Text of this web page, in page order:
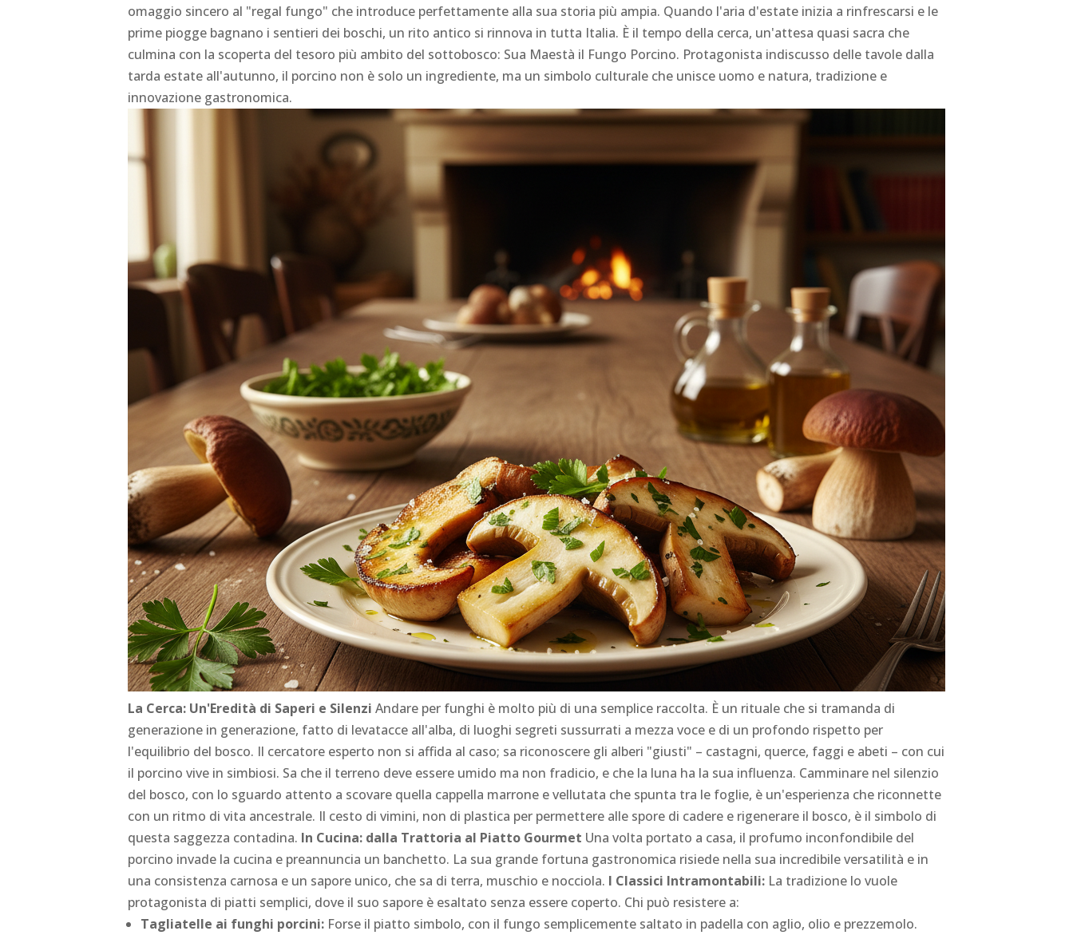
omaggio sincero al "regal fungo" che introduce perfettamente alla sua storia più ampia. Quando l'aria d'estate inizia a rinfrescarsi e le
prime piogge bagnano i sentieri dei boschi, un rito antico si rinnova in tutta Italia. È il tempo della cerca, un'attesa quasi sacra che
culmina con la scoperta del tesoro più ambito del sottobosco: Sua Maestà il Fungo Porcino. Protagonista indiscusso delle tavole dalla
tarda estate all'autunno, il porcino non è solo un ingrediente, ma un simbolo culturale che unisce uomo e natura, tradizione e
innovazione gastronomica.
La Cerca: Un'Eredità di Saperi e Silenzi Andare per funghi è molto più di una semplice raccolta. È un rituale che si tramanda di
generazione in generazione, fatto di levatacce all'alba, di luoghi segreti sussurrati a mezza voce e di un profondo rispetto per
l'equilibrio del bosco. Il cercatore esperto non si affida al caso; sa riconoscere gli alberi "giusti" – castagni, querce, faggi e abeti – con cui
il porcino vive in simbiosi. Sa che il terreno deve essere umido ma non fradicio, e che la luna ha la sua influenza. Camminare nel silenzio
del bosco, con lo sguardo attento a scovare quella cappella marrone e vellutata che spunta tra le foglie, è un'esperienza che riconnette
con un ritmo di vita ancestrale. Il cesto di vimini, non di plastica per permettere alle spore di cadere e rigenerare il bosco, è il simbolo di
questa saggezza contadina. In Cucina: dalla Trattoria al Piatto Gourmet Una volta portato a casa, il profumo inconfondibile del
porcino invade la cucina e preannuncia un banchetto. La sua grande fortuna gastronomica risiede nella sua incredibile versatilità e in
una consistenza carnosa e un sapore unico, che sa di terra, muschio e nocciola. I Classici Intramontabili: La tradizione lo vuole
protagonista di piatti semplici, dove il suo sapore è esaltato senza essere coperto. Chi può resistere a:
Tagliatelle ai funghi porcini: Forse il piatto simbolo, con il fungo semplicemente saltato in padella con aglio, olio e prezzemolo.